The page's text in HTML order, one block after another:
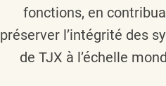
fonctions, en
préserver l’intégrité des
de TJX à l’échelle